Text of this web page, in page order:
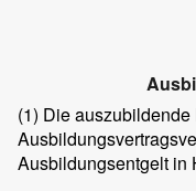
(1) Die
Ausbildungsentgelt in